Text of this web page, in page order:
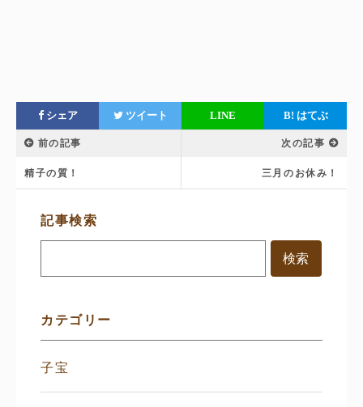
シェア ツイート LINE B! はてぶ
前の記事
精子の質！
次の記事
三月のお休み！
サ
ニ
記事検索
カテゴリー
子宝